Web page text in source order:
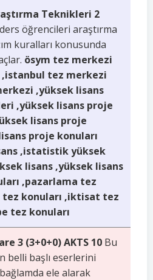
Teknikleri 2
öğrencileri araştırma
kuralları konusunda
ösym tez merkezi
tez merkezi
,yüksek lisans
,yüksek lisans proje
lisans proje
proje konuları
,istatistik yüksek
lisans ,yüksek lisans
,pazarlama tez
tez konuları ,iktisat tez
tez konuları
3 (3+0+0) AKTS 10 Bu
belli başlı eserlerini
ele alarak